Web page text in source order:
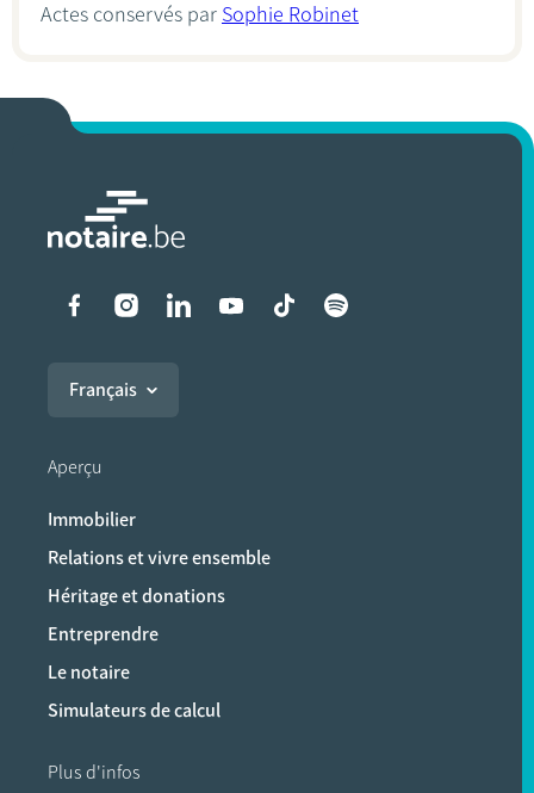
Actes conservés par Sophie Robinet
Liens vers les réseaux
Français
Aperçu
Immobilier
Relations et vivre ensemble
Héritage et donations
Entreprendre
Le notaire
Simulateurs de calcul
Plus d'infos